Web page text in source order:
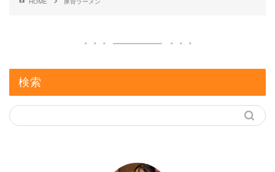
HOME 豚骨ラーメン
検索